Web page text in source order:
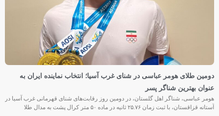
دومین طلای هومر عباسی در شنای غرب آسیا؛ انتخاب نماینده ایران به
عنوان بهترین شناگر پسر
هومر عباسی، شناگر اهل گلستان، در دومین روز رقابت‌های شنای قهرمانی غرب آسیا در
آستانه قزاقستان، با ثبت زمان ۲۵.۷۶ ثانیه در ماده ۵۰ متر کرال پشت به مدال طلا